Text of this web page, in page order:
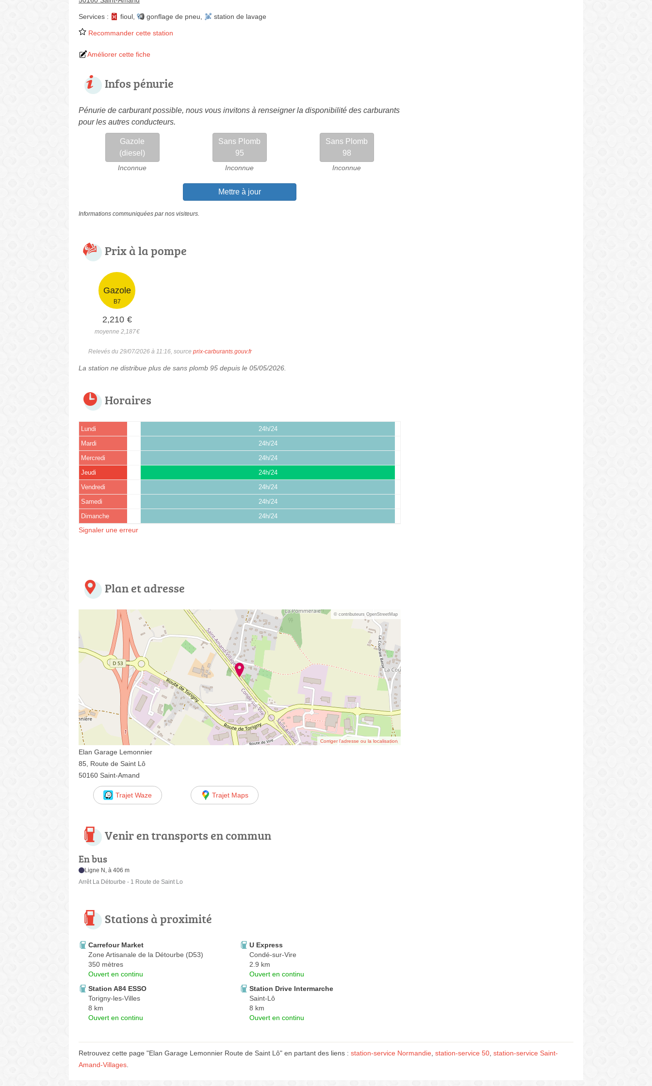
Services : fioul gonflage de pneu station de lavage
Recommander cette station
Améliorer cette fiche
Infos pénurie
Pénurie de carburant possible, nous vous invitons à renseigner la disponibilité des carburants
pour les autres conducteurs.
Gazole
(diesel)
Inconnue
Sans Plomb
95
Inconnue
Sans Plomb
98
Inconnue
Mettre à jour
Informations communiquées par nos visiteurs.
Prix à la pompe
Gazole
B7
2,210 €
moyenne 2,187€
Relevés du 29/07/2026 à 11:16, source prix-carburants.gouv.fr
La station ne distribue plus de sans plomb 95 depuis le 05/05/2026.
Horaires
Lundi 24h/24
Mardi 24h/24
Mercredi 24h/24
Jeudi 24h/24
Vendredi 24h/24
Samedi 24h/24
Dimanche 24h/24
Signaler une erreur
Plan et adresse
© contributeurs OpenStreetMap
Corriger l’adresse ou la localisation
Elan Garage Lemonnier
85, Route de Saint Lô
50160 Saint-Amand
Trajet Waze Trajet Maps
Venir en transports en commun
En bus
Ligne N, à 406 m
Arrêt La Détourbe - 1 Route de Saint Lo
Stations à proximité
Carrefour Market
Zone Artisanale de la Détourbe (D53)
350 mètres
Ouvert en continu
U Express
Condé-sur-Vire
2.9 km
Ouvert en continu
Station A84 ESSO
Torigny-les-Villes
8 km
Ouvert en continu
Station Drive Intermarche
Saint-Lô
8 km
Ouvert en continu
Retrouvez cette page "Elan Garage Lemonnier Route de Saint Lô" en partant des liens : station-service Normandie, station-service 50, station-service Saint-
Amand-Villages.